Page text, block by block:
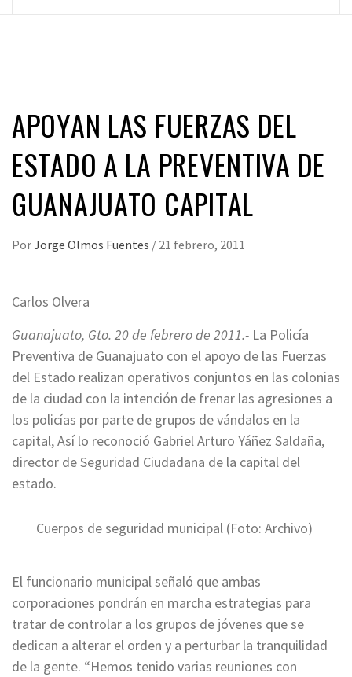
APOYAN LAS FUERZAS DEL
ESTADO A LA PREVENTIVA DE
GUANAJUATO CAPITAL
PorJorge Olmos Fuentes / 21 febrero, 2011
Carlos Olvera
Guanajuato, Gto. 20 de febrero de 2011.- La Policía
Preventiva de Guanajuato con el apoyo de las Fuerzas
del Estado realizan operativos conjuntos en las colonias
de la ciudad con la intención de frenar las agresiones a
los policías por parte de grupos de vándalos en la
capital, Así lo reconoció Gabriel Arturo Yáñez Saldaña,
director de Seguridad Ciudadana de la capital del
estado.
Cuerpos de seguridad municipal (Foto: Archivo)
El funcionario municipal señaló que ambas
corporaciones pondrán en marcha estrategias para
tratar de controlar a los grupos de jóvenes que se
dedican a alterar el orden y a perturbar la tranquilidad
de la gente. “Hemos tenido varias reuniones con